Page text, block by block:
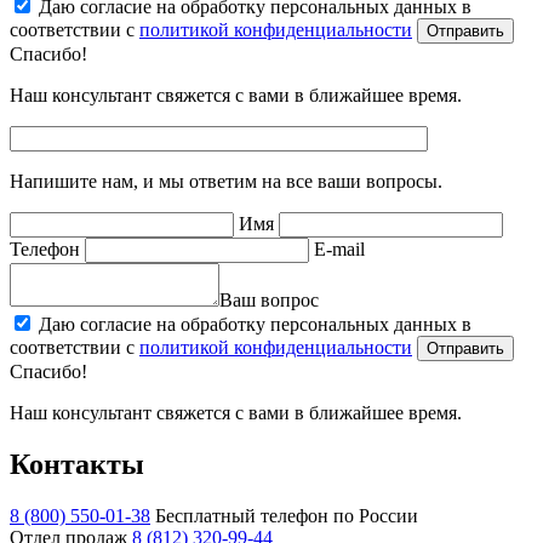
Даю согласие на обработку персональных данных в
соответствии с политикой конфиденциальности Отправить
Спасибо!
Наш консультант свяжется с вами в ближайшее время.
Напишите нам, и мы ответим на все ваши вопросы.
Имя
Телефон
E-mail
Ваш вопрос
Даю согласие на обработку персональных данных в
соответствии с политикой конфиденциальности Отправить
Спасибо!
Наш консультант свяжется с вами в ближайшее время.
Контакты
8 (800) 550-01-38 Бесплатный телефон по России
Отдел продаж 8 (812) 320-99-44